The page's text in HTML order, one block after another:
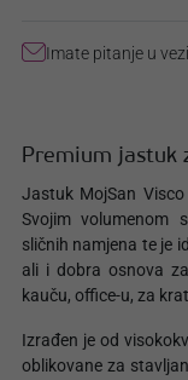
Imate pitanje u
Premium jastuk
Jastuk MojSan
Svojim volumenom
sličnih namjena te je
ali i dobra osnova
kauču, office-u, za
Izrađen je od
oblikovane za